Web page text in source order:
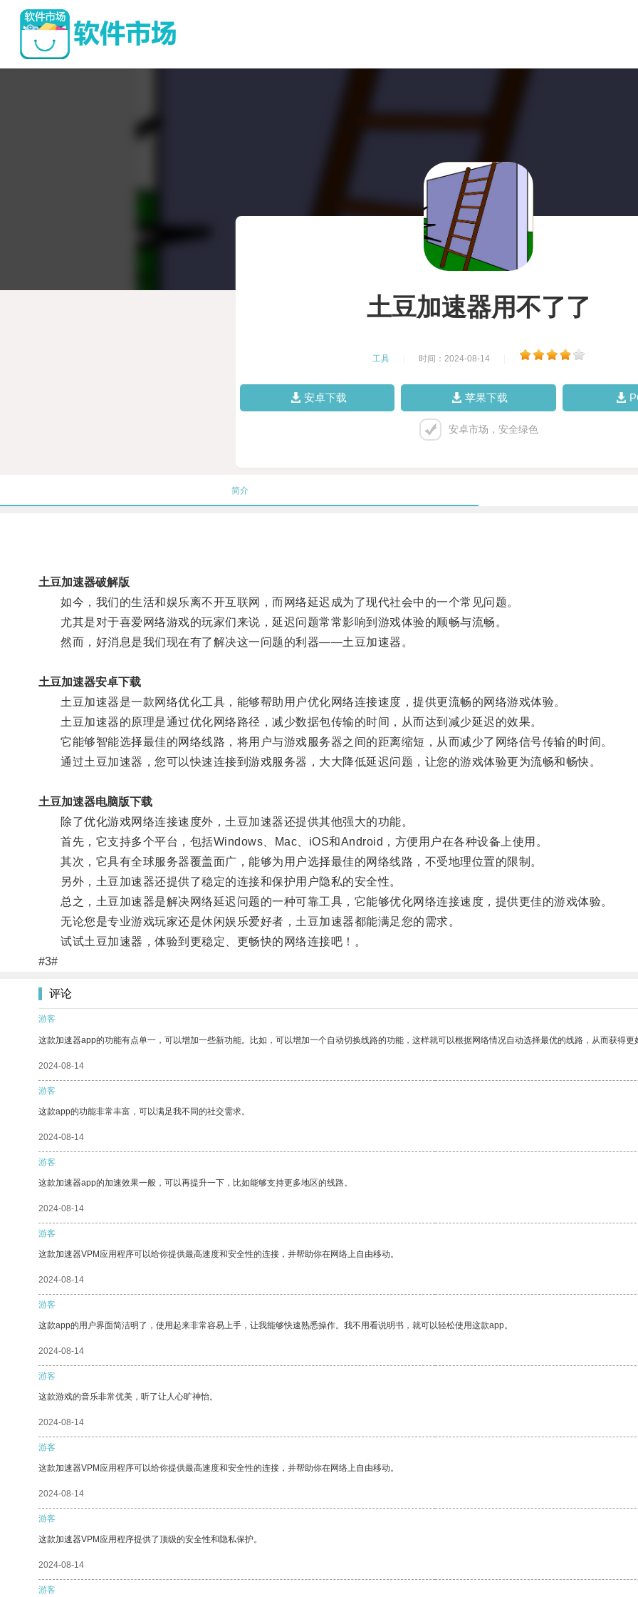
土豆加速器用不了了
工具 时间：2024-08-14
安卓下载 苹果下载
安卓市场，安全绿色
简介
土豆加速器破解版
如今，我们的生活和娱乐离不开互联网，而网络延迟成为了现代社会中的一个常见问题。
尤其是对于喜爱网络游戏的玩家们来说，延迟问题常常影响到游戏体验的顺畅与流畅。
然而，好消息是我们现在有了解决这一问题的利器——土豆加速器。
土豆加速器安卓下载
土豆加速器是一款网络优化工具，能够帮助用户优化网络连接速度，提供更流畅的网络游戏体验。
土豆加速器的原理是通过优化网络路径，减少数据包传输的时间，从而达到减少延迟的效果。
它能够智能选择最佳的网络线路，将用户与游戏服务器之间的距离缩短，从而减少了网络信号传输的时间。
通过土豆加速器，您可以快速连接到游戏服务器，大大降低延迟问题，让您的游戏体验更为流畅和畅快。
土豆加速器电脑版下载
除了优化游戏网络连接速度外，土豆加速器还提供其他强大的功能。
首先，它支持多个平台，包括Windows、Mac、iOS和Android，方便用户在各种设备上使用。
其次，它具有全球服务器覆盖面广，能够为用户选择最佳的网络线路，不受地理位置的限制。
另外，土豆加速器还提供了稳定的连接和保护用户隐私的安全性。
总之，土豆加速器是解决网络延迟问题的一种可靠工具，它能够优化网络连接速度，提供更佳的游戏体验。
无论您是专业游戏玩家还是休闲娱乐爱好者，土豆加速器都能满足您的需求。
试试土豆加速器，体验到更稳定、更畅快的网络连接吧！。
#3#
评论
游客
这款加速器app的功能有点单一，可以增加一些新功能。比如，可以增加一个自动切换线路的功能，这样就可以根据网络情况自动选择最优的线路，从而获得更
2024-08-14
游客
这款app的功能非常丰富，可以满足我不同的社交需求。
2024-08-14
游客
这款加速器app的加速效果一般，可以再提升一下，比如能够支持更多地区的线路。
2024-08-14
游客
这款加速器VPM应用程序可以给你提供最高速度和安全性的连接，并帮助你在网络上自由移动。
2024-08-14
游客
这款app的用户界面简洁明了，使用起来非常容易上手，让我能够快速熟悉操作。我不用看说明书，就可以轻松使用这款app。
2024-08-14
游客
这款游戏的音乐非常优美，听了让人心旷神怡。
2024-08-14
游客
这款加速器VPM应用程序可以给你提供最高速度和安全性的连接，并帮助你在网络上自由移动。
2024-08-14
游客
这款加速器VPM应用程序提供了顶级的安全性和隐私保护。
2024-08-14
游客